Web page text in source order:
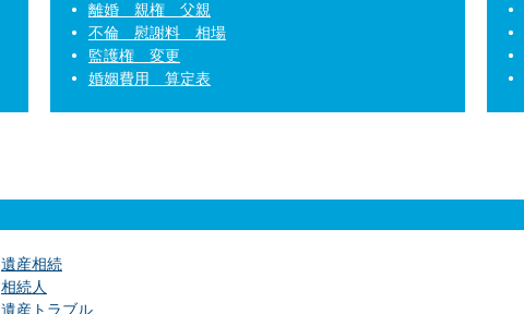
離婚 親権 父親
不倫 慰謝料 相場
監護権 変更
婚姻費用 算定表
遺産相続
相続人
遺産トラブル